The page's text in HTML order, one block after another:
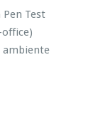
Test
ambiente